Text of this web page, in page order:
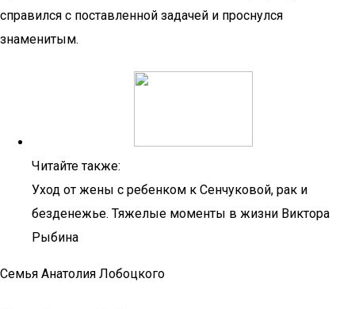
справился с поставленной задачей и проснулся
знаменитым.
Читайте также:
Уход от жены с ребенком к Сенчуковой, рак и
безденежье. Тяжелые моменты в жизни Виктора
Рыбина
Семья Анатолия Лобоцкого